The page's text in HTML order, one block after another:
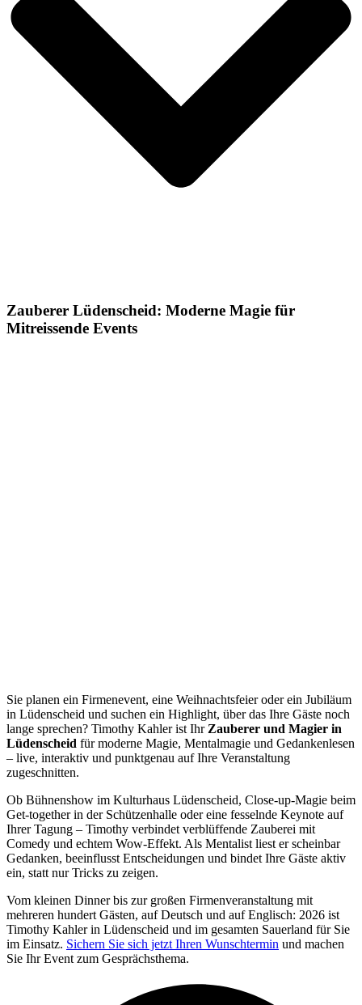
Zauberer Lüdenscheid: Moderne Magie für
Mitreissende Events
Sie planen ein Firmenevent, eine Weihnachtsfeier oder ein Jubiläum
in Lüdenscheid und suchen ein Highlight, über das Ihre Gäste noch
lange sprechen? Timothy Kahler ist Ihr Zauberer und Magier in
Lüdenscheid für moderne Magie, Mentalmagie und Gedankenlesen
– live, interaktiv und punktgenau auf Ihre Veranstaltung
zugeschnitten.
Ob Bühnenshow im Kulturhaus Lüdenscheid, Close-up-Magie beim
Get-together in der Schützenhalle oder eine fesselnde Keynote auf
Ihrer Tagung – Timothy verbindet verblüffende Zauberei mit
Comedy und echtem Wow-Effekt. Als Mentalist liest er scheinbar
Gedanken, beeinflusst Entscheidungen und bindet Ihre Gäste aktiv
ein, statt nur Tricks zu zeigen.
Vom kleinen Dinner bis zur großen Firmenveranstaltung mit
mehreren hundert Gästen, auf Deutsch und auf Englisch: 2026 ist
Timothy Kahler in Lüdenscheid und im gesamten Sauerland für Sie
im Einsatz. Sichern Sie sich jetzt Ihren Wunschtermin und machen
Sie Ihr Event zum Gesprächsthema.